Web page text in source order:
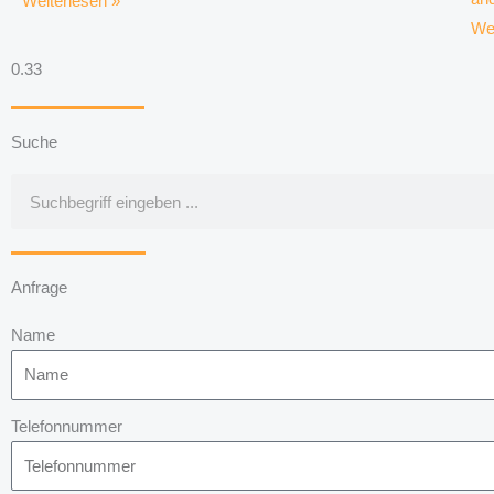
Suche
Anfrage
Name
Telefonnummer